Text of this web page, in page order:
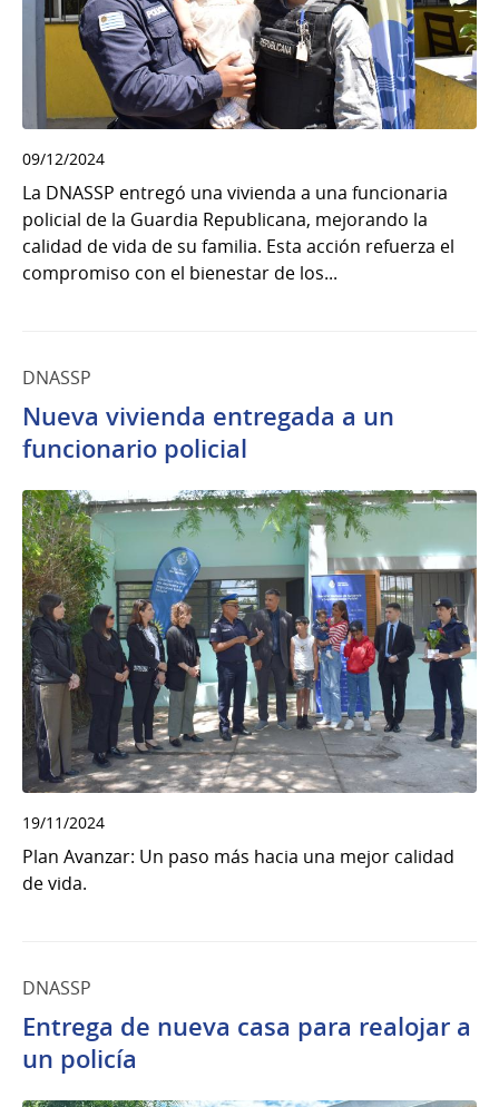
09/12/2024
La DNASSP entregó una vivienda a una funcionaria
policial de la Guardia Republicana, mejorando la
calidad de vida de su familia. Esta acción refuerza el
compromiso con el bienestar de los...
DNASSP
Nueva vivienda entregada a un
funcionario policial
19/11/2024
Plan Avanzar: Un paso más hacia una mejor calidad
de vida.
DNASSP
Entrega de nueva casa para realojar a
un policía